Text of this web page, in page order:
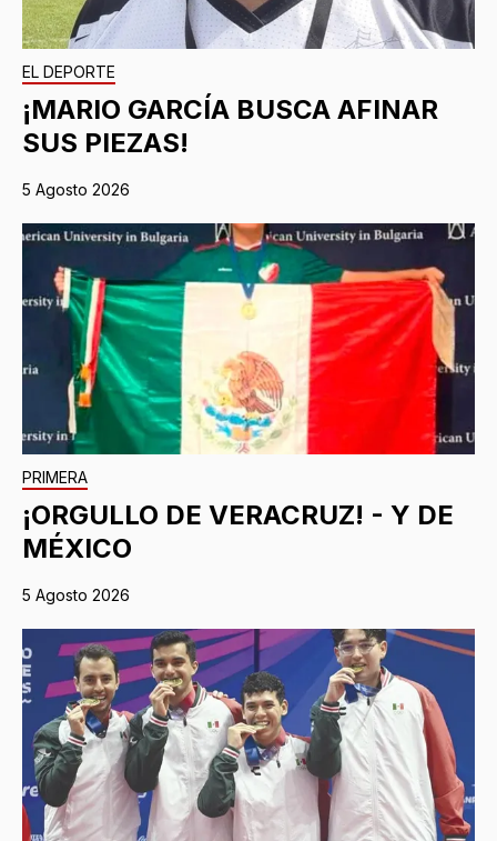
EL DEPORTE
¡MARIO GARCÍA BUSCA AFINAR
SUS PIEZAS!
5 Agosto 2026
PRIMERA
¡ORGULLO DE VERACRUZ! - Y DE
MÉXICO
5 Agosto 2026